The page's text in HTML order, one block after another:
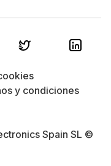
Spain SL ©
y condiciones